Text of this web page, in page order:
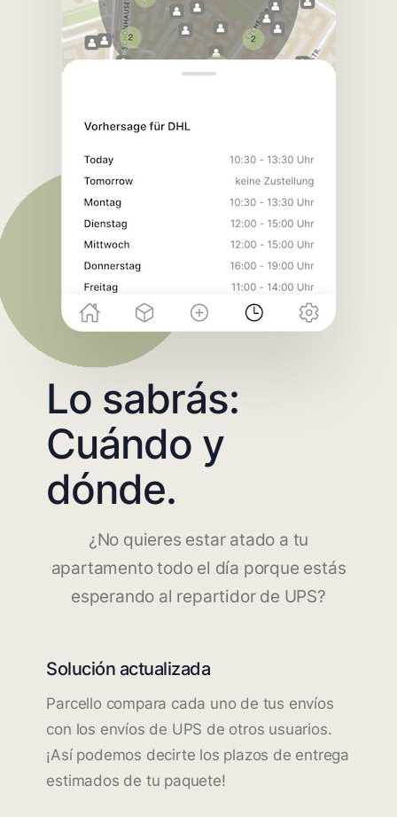
Lo sabrás:
Cuándo y
dónde.
¿No quieres estar atado a tu
apartamento todo el día porque estás
esperando al repartidor de UPS?
Solución actualizada
Parcello compara cada uno de tus envíos
con los envíos de UPS de otros usuarios.
¡Así podemos decirte los plazos de entrega
estimados de tu paquete!